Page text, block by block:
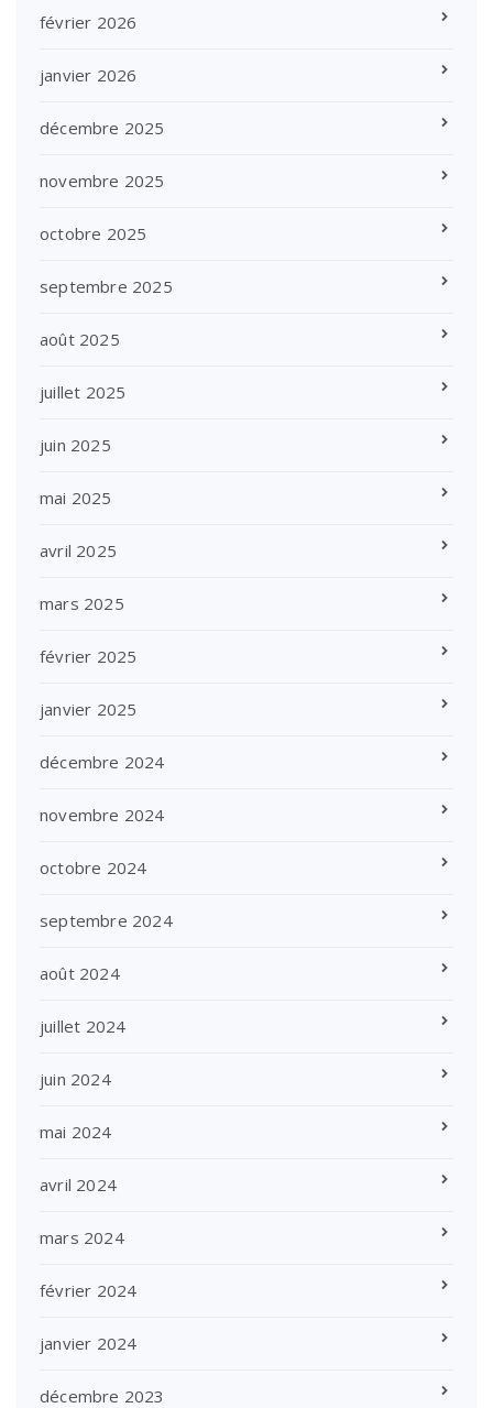
février 2026
janvier 2026
décembre 2025
novembre 2025
octobre 2025
septembre 2025
août 2025
juillet 2025
juin 2025
mai 2025
avril 2025
mars 2025
février 2025
janvier 2025
décembre 2024
novembre 2024
octobre 2024
septembre 2024
août 2024
juillet 2024
juin 2024
mai 2024
avril 2024
mars 2024
février 2024
janvier 2024
décembre 2023